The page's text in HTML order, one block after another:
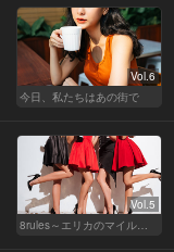
Vol.6
今日、私たちはあの街で
Vol.5
8rules～エリカのマイルール～